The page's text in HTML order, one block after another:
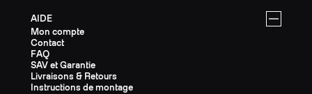
AIDE
Mon compte
Contact
FAQ
SAV et Garantie
Livraisons & Retours
Instructions de montage